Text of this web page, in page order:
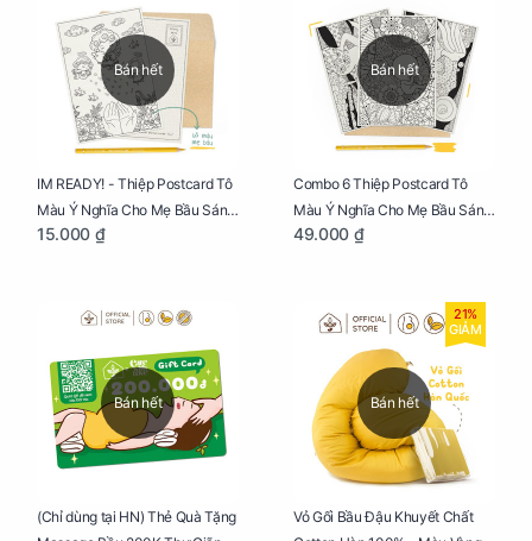
Bán hết
IM READY! - Thiệp Postcard Tô
Màu Ý Nghĩa Cho Mẹ Bầu Sáng
Tạo, Thư Giãn Và Hạnh Phúc
15.000 ₫
Bán hết
Combo 6 Thiệp Postcard Tô
Màu Ý Nghĩa Cho Mẹ Bầu Sáng
Tạo, Thư Giãn Và Hạnh Phúc
49.000 ₫
Bán hết
(Chỉ dùng tại HN) Thẻ Quà Tặng
Bán hết
21%
GIẢM
Vỏ Gối Bầu Đậu Khuyết Chất